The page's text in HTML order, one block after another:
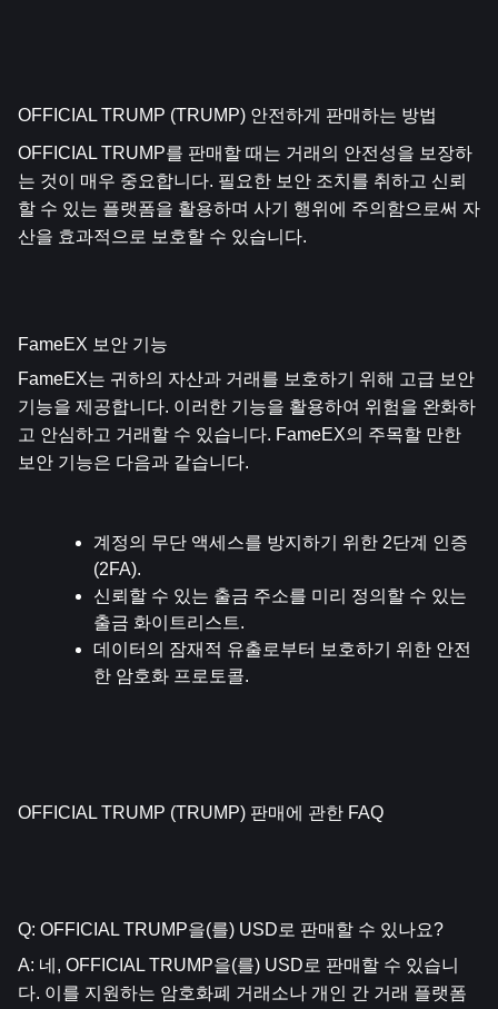
OFFICIAL TRUMP (TRUMP) 안전하게 판매하는 방법
OFFICIAL TRUMP를 판매할 때는 거래의 안전성을 보장하
는 것이 매우 중요합니다. 필요한 보안 조치를 취하고 신뢰
할 수 있는 플랫폼을 활용하며 사기 행위에 주의함으로써 자
산을 효과적으로 보호할 수 있습니다.
FameEX 보안 기능
FameEX는 귀하의 자산과 거래를 보호하기 위해 고급 보안
기능을 제공합니다. 이러한 기능을 활용하여 위험을 완화하
고 안심하고 거래할 수 있습니다. FameEX의 주목할 만한
보안 기능은 다음과 같습니다.
계정의 무단 액세스를 방지하기 위한 2단계 인증
(2FA).
신뢰할 수 있는 출금 주소를 미리 정의할 수 있는
출금 화이트리스트.
데이터의 잠재적 유출로부터 보호하기 위한 안전
한 암호화 프로토콜.
OFFICIAL TRUMP (TRUMP) 판매에 관한 FAQ
Q: OFFICIAL TRUMP을(를) USD로 판매할 수 있나요?
A: 네, OFFICIAL TRUMP을(를) USD로 판매할 수 있습니
다. 이를 지원하는 암호화폐 거래소나 개인 간 거래 플랫폼